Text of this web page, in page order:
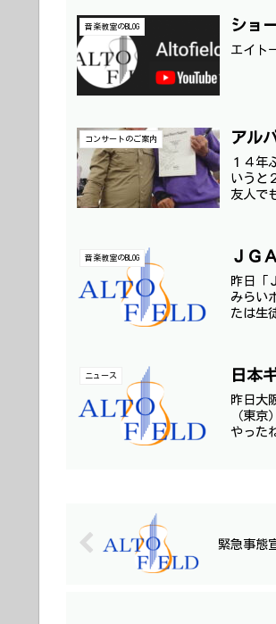
音楽教室のBLOG ショ
エイト
コンサートのご案内 アル
１４年
いうと
友人で
音楽教室のBLOG ＪＧ
昨日「
みらい
たは生
ニュース 日本
昨日大
（東
やった
緊急事態